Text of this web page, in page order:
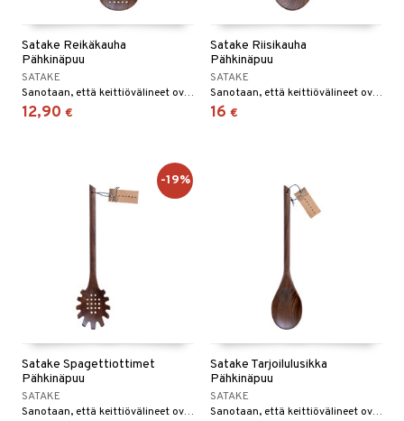
Satake Reikäkauha
Pähkinäpuu
SATAKE
Sanotaan, että keittiövälineet ovat kokin sielun jatke, ja tämä ei ole koskaan ollut totta kuin Sataken kauniin keittiövälineiden sarjan kanssa.
12,90 €
Satake Riisikauha
Pähkinäpuu
SATAKE
Sanotaan, että keittiövälineet ovat kokin sielun jatke, ja tämä ei ole koskaan ollut totta kuin Sataken kauniin keittiövälineiden sarjan kanssa.
16 €
Satake Spagettiottimet
Pähkinäpuu
SATAKE
Sanotaan, että keittiövälineet ovat kokin sielun jatke, ja tämä ei ole koskaan ollut totta enempää kuin Sataken kauniin keittiövälinesarjan kanssa.
-19%
Satake Tarjoilulusikka
Pähkinäpuu
SATAKE
Sanotaan, että keittiövälineet ovat kokin sielun jatke, ja tämä ei ole koskaan ollut totta enempää kuin Sataken kauniin keittiövälineiden sarjan kanssa.